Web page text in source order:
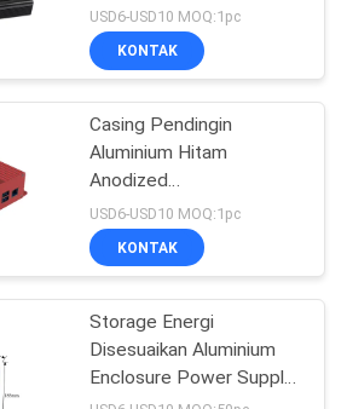
Heatsink Sisi Dalam
Hitam Perak Warna
USD6-USD10 MOQ:1pc
KONTAK
Casing Pendingin
Aluminium Hitam
Anodized
160*46*150mm Dengan
Dudukan Dinding Flange
USD6-USD10 MOQ:1pc
KONTAK
Storage Energi
Disesuaikan Aluminium
Enclosure Power Supply